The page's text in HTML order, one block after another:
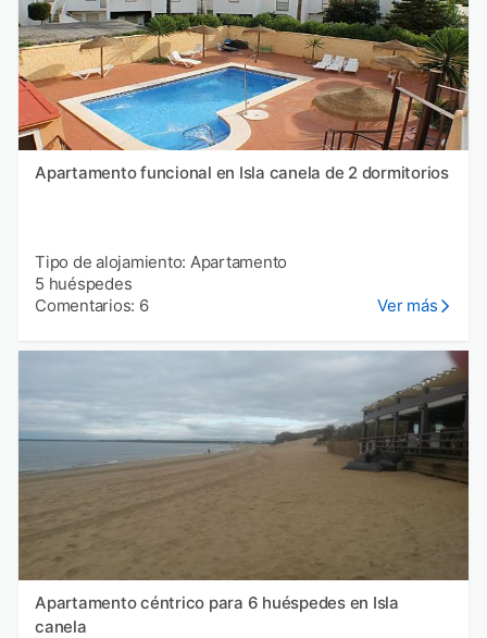
Apartamento funcional en Isla canela de 2 dormitorios
Tipo de alojamiento: Apartamento
5 huéspedes
Comentarios: 6
Ver más
Apartamento céntrico para 6 huéspedes en Isla
canela